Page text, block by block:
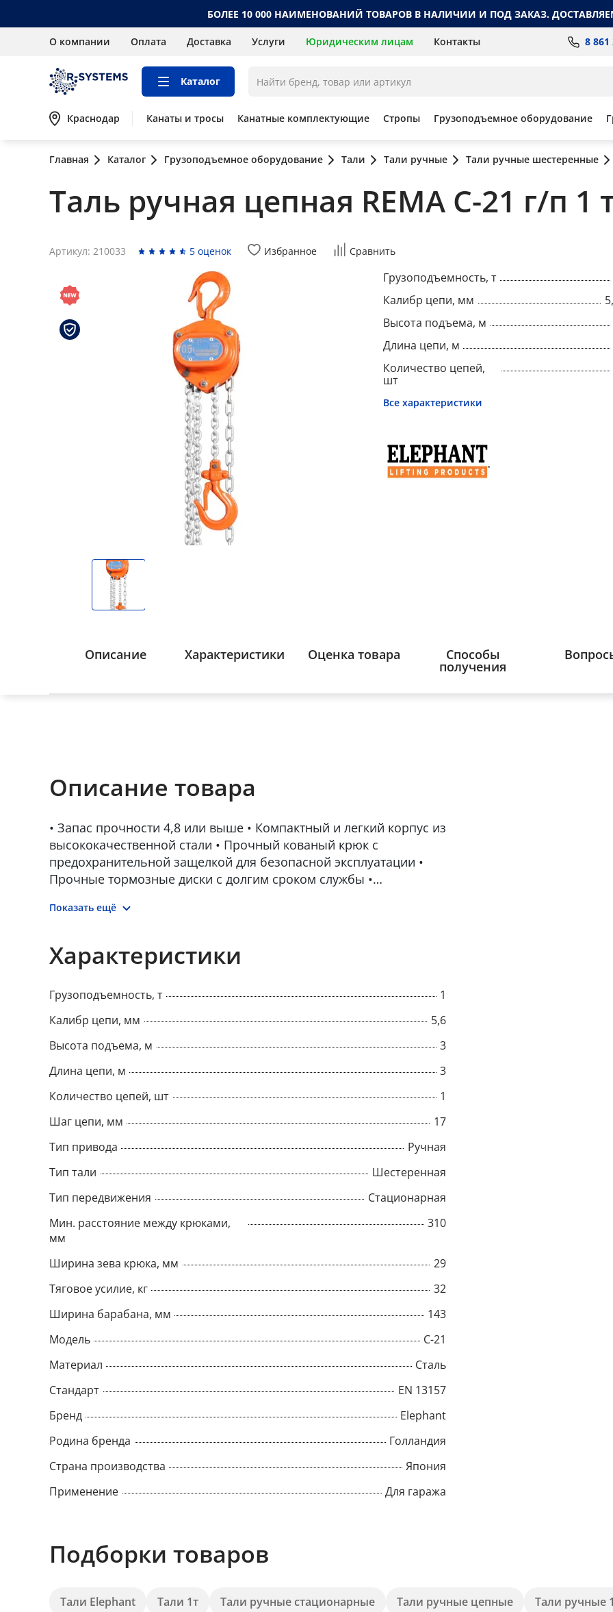
БОЛЕЕ 10 000 НАИМЕНОВАНИЙ ТОВАРОВ В НАЛИЧИИ И ПОД ЗАКАЗ.
О компании Оплата Доставка Услуги Юридическим лицам Контакты 8 861
Каталог
Краснодар Канаты и тросы Канатные комплектующие Стропы Грузоподъемное оборудование
Главная Каталог Грузоподъемное оборудование Тали Тали ручные Тали ручные шестеренные
Таль ручная цепная REMA C-21 г/п 1
Артикул: 210033 5 оценок Избранное Сравнить
Грузоподъемность, т
Калибр цепи, мм
Высота подъема, м
Длина цепи, м
Количество цепей,
шт
Все характеристики
Описание Характеристики Оценка товара Способы
получения
Описание товара
• Запас прочности 4,8 или выше • Компактный и легкий корпус из
высококачественной стали • Прочный кованый крюк с
предохранительной защелкой для безопасной эксплуатации •
Прочные тормозные диски с долгим сроком службы •
Показать ещё
Характеристики
Грузоподъемность, т
1
Калибр цепи, мм
5,6
Высота подъема, м
3
Длина цепи, м
3
Количество цепей, шт
1
Шаг цепи, мм
17
Тип привода
Ручная
Тип тали
Шестеренная
Тип передвижения
Стационарная
Мин. расстояние между крюками,
мм
310
Ширина зева крюка, мм
29
Тяговое усилие, кг
32
Ширина барабана, мм
143
Модель
C-21
Материал
Сталь
Стандарт
EN 13157
Бренд
Elephant
Родина бренда
Голландия
Страна производства
Япония
Применение
Для гаража
Подборки товаров
Тали Elephant Тали 1т Тали ручные стационарные Тали ручные цепные Тали ручные